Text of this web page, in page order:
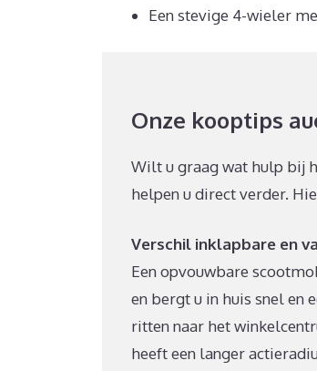
Een stevige 4-wieler
Onze kooptips
Wilt u graag wat hulp bij
helpen u direct verder.
Verschil inklapbare en
Een opvouwbare
en bergt u in huis snel en
ritten naar het
heeft een langer